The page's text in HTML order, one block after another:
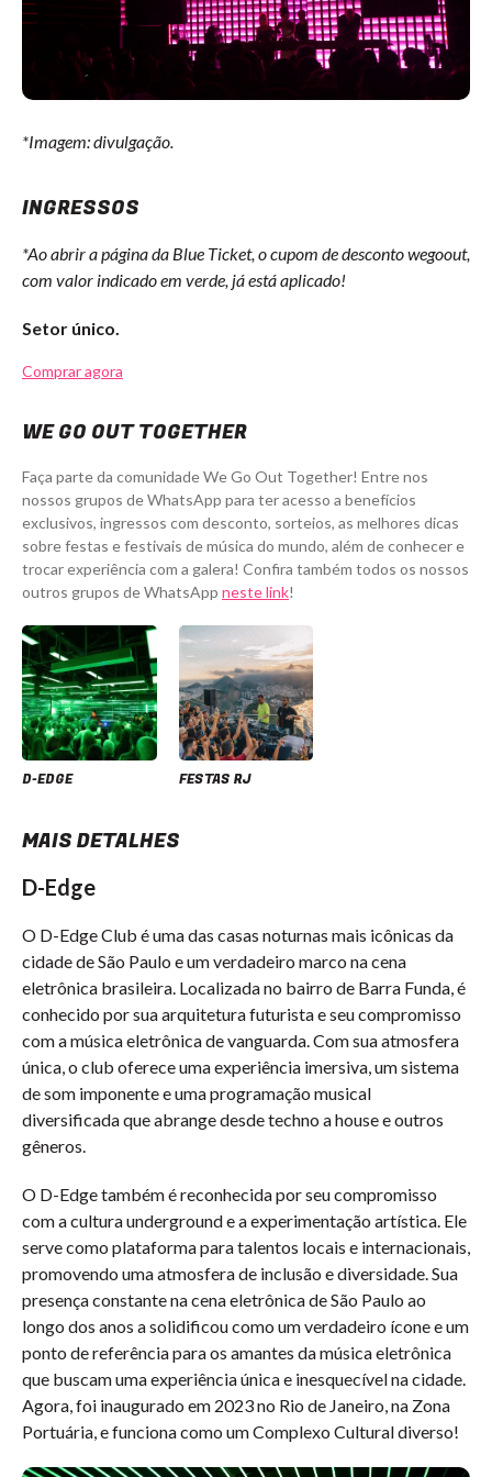
*Imagem: divulgação.
INGRESSOS
*Ao abrir a página da Blue Ticket, o cupom de desconto wegoout,
com valor indicado em verde, já está aplicado!
Setor único.
Comprar agora
WE GO OUT TOGETHER
Faça parte da comunidade We Go Out Together! Entre nos
nossos grupos de WhatsApp para ter acesso a benefícios
exclusivos, ingressos com desconto, sorteios, as melhores dicas
sobre festas e festivais de música do mundo, além de conhecer e
trocar experiência com a galera! Confira também todos os nossos
outros grupos de WhatsApp neste link!
D-EDGE FESTAS RJ
MAIS DETALHES
D-Edge
O D-Edge Club é uma das casas noturnas mais icônicas da
cidade de São Paulo e um verdadeiro marco na cena
eletrônica brasileira. Localizada no bairro de Barra Funda, é
conhecido por sua arquitetura futurista e seu compromisso
com a música eletrônica de vanguarda. Com sua atmosfera
única, o club oferece uma experiência imersiva, um sistema
de som imponente e uma programação musical
diversificada que abrange desde techno a house e outros
gêneros.
O D-Edge também é reconhecida por seu compromisso
com a cultura underground e a experimentação artística. Ele
serve como plataforma para talentos locais e internacionais,
promovendo uma atmosfera de inclusão e diversidade. Sua
presença constante na cena eletrônica de São Paulo ao
longo dos anos a solidificou como um verdadeiro ícone e um
ponto de referência para os amantes da música eletrônica
que buscam uma experiência única e inesquecível na cidade.
Agora, foi inaugurado em 2023 no Rio de Janeiro, na Zona
Portuária, e funciona como um Complexo Cultural diverso!